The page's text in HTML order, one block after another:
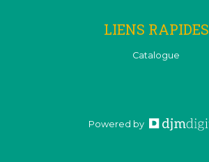
LIENS RAPIDES
Catalogue
Powered by